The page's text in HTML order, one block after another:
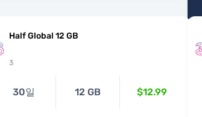
Half Global 12 GB
3
30일 12 GB $12.99